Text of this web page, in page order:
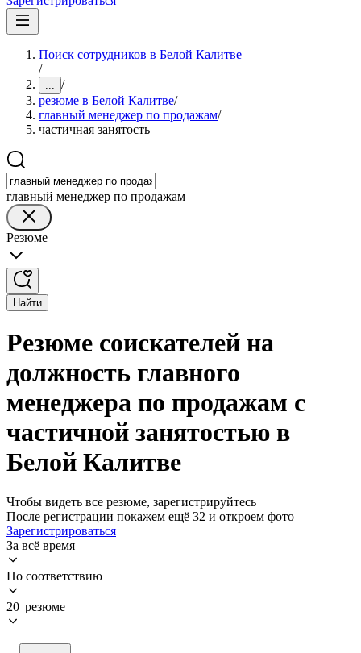
Поиск сотрудников в Белой Калитве
/
... /
резюме в Белой Калитве/
главный менеджер по продажам/
частичная занятость
главный менеджер по продажам
Резюме
Найти
Резюме соискателей на
должность главного
менеджера по продажам с
частичной занятостью в
Белой Калитве
Чтобы видеть все резюме, зарегистрируйтесь
После регистрации покажем ещё 32 и откроем фото
Зарегистрироваться
За всё время
По соответствию
20 резюме